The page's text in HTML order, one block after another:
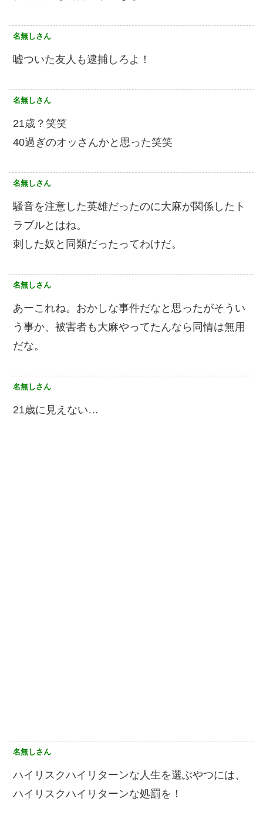
名無しさん
嘘ついた友人も逮捕しろよ！
名無しさん
21歳？笑笑
40過ぎのオッさんかと思った笑笑
名無しさん
騒音を注意した英雄だったのに大麻が関係したト
ラブルとはね。
刺した奴と同類だったってわけだ。
名無しさん
あーこれね。おかしな事件だなと思ったがそうい
う事か、被害者も大麻やってたんなら同情は無用
だな。
名無しさん
21歳に見えない…
名無しさん
ハイリスクハイリターンな人生を選ぶやつには、
ハイリスクハイリターンな処罰を！